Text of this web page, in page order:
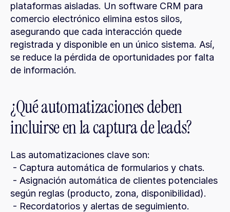
plataformas aisladas. Un software CRM para
comercio electrónico elimina estos silos,
asegurando que cada interacción quede
registrada y disponible en un único sistema. Así,
se reduce la pérdida de oportunidades por falta
de información.
¿Qué automatizaciones deben
incluirse en la captura de leads?
Las automatizaciones clave son:
- Captura automática de formularios y chats.
según reglas (producto, zona, disponibilidad).
- Recordatorios y alertas de seguimiento.